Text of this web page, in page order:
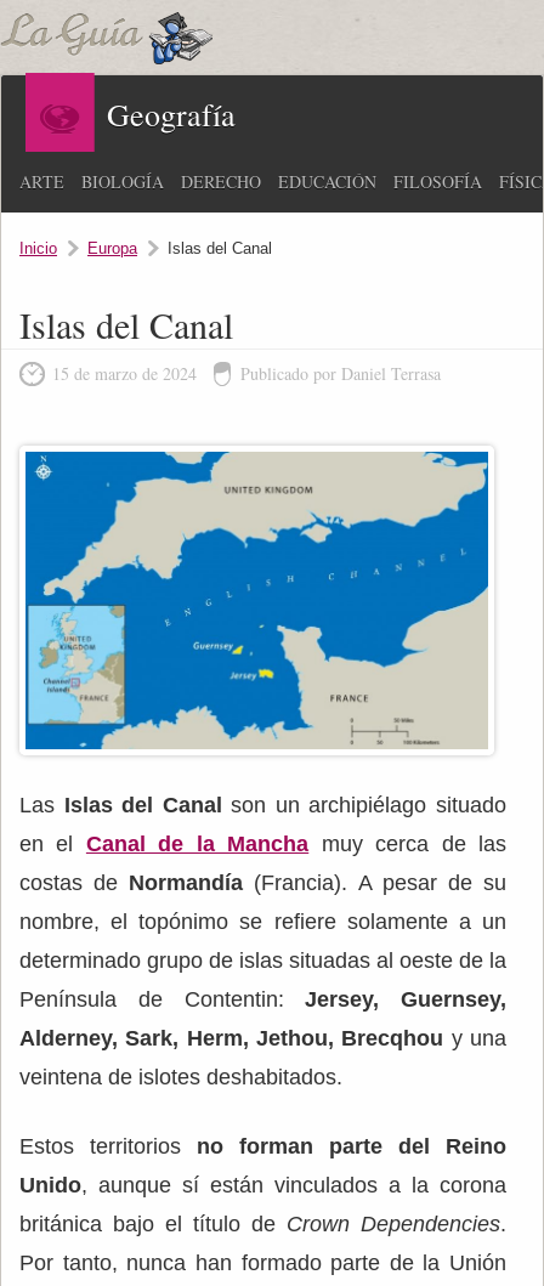
Geografía
ARTE BIOLOGÍA DERECHO EDUCACIÓN FILOSOFÍA
Inicio Europa Islas del Canal
Islas del Canal
15 de marzo de 2024 Publicado por Daniel Terrasa
Las Islas del Canal son un archipiélago situado
en el Canal de la Mancha muy cerca de las
costas de Normandía (Francia). A pesar de su
nombre, el topónimo se refiere solamente a un
determinado grupo de islas situadas al oeste de la
Península de Contentin:Jersey, Guernsey,
Alderney, Sark, Herm, Jethou, Brecqhou y una
veintena de islotes deshabitados.
Estos territorios no forman parte del Reino
Unido, aunque sí están vinculados a la corona
británica bajo el título de Crown Dependencies.
Por tanto, nunca han formado parte de la Unión